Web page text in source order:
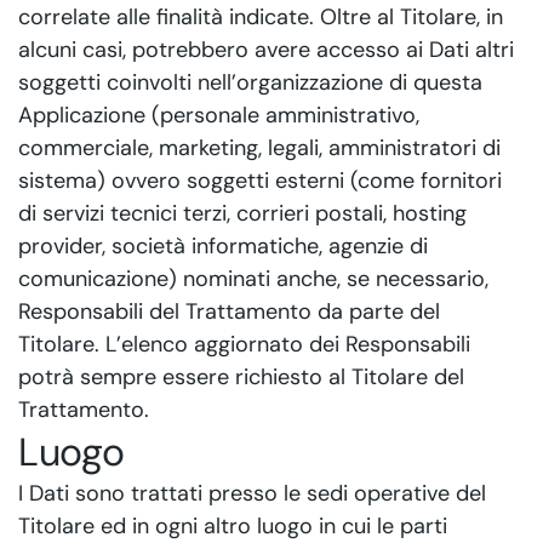
correlate alle finalità indicate. Oltre al Titolare, in
alcuni casi, potrebbero avere accesso ai Dati altri
soggetti coinvolti nell’organizzazione di questa
Applicazione (personale amministrativo,
commerciale, marketing, legali, amministratori di
sistema) ovvero soggetti esterni (come fornitori
di servizi tecnici terzi, corrieri postali, hosting
provider, società informatiche, agenzie di
comunicazione) nominati anche, se necessario,
Responsabili del Trattamento da parte del
Titolare. L’elenco aggiornato dei Responsabili
potrà sempre essere richiesto al Titolare del
Trattamento.
Luogo
I Dati sono trattati presso le sedi operative del
Titolare ed in ogni altro luogo in cui le parti